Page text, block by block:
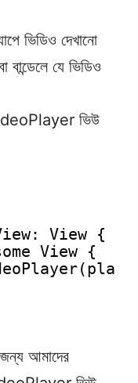
ভিডিও দেখানো
বান্ডেলে যে ভিডিও
ভিউ
View {
View {
আমাদের